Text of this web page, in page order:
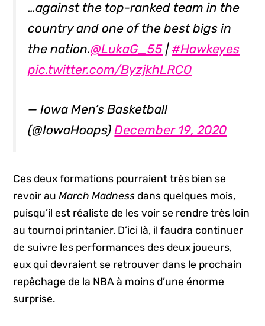
…against the top-ranked team in the
country and one of the best bigs in
the nation.@LukaG_55 | #Hawkeyes
pic.twitter.com/ByzjkhLRCO
— Iowa Men’s Basketball
(@IowaHoops)December 19, 2020
Ces deux formations pourraient très bien se
revoir auMarch Madness dans quelques mois,
puisqu’il est réaliste de les voir se rendre très loin
au tournoi printanier. D’ici là, il faudra continuer
de suivre les performances des deux joueurs,
eux qui devraient se retrouver dans le prochain
repêchage de la NBA à moins d’une énorme
surprise.